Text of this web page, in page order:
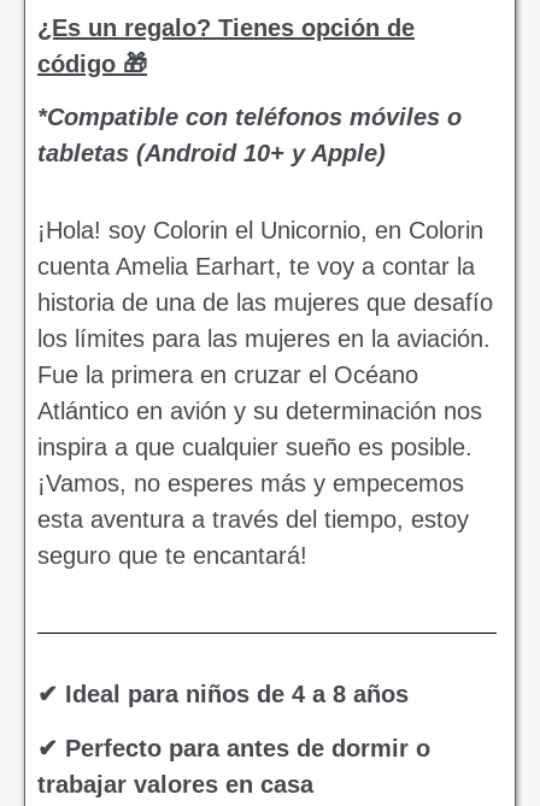
¿Es un regalo? Tienes opción de
código 🎁
*Compatible con teléfonos móviles o
tabletas (Android 10+ y Apple)
¡Hola! soy Colorin el Unicornio, en Colorin
cuenta Amelia Earhart, te voy a contar la
historia de una de las mujeres que desafío
los límites para las mujeres en la aviación.
Fue la primera en cruzar el Océano
Atlántico en avión y su determinación nos
inspira a que cualquier sueño es posible.
¡Vamos, no esperes más y empecemos
esta aventura a través del tiempo, estoy
seguro que te encantará!
✔ Ideal para niños de 4 a 8 años
✔ Perfecto para antes de dormir o
trabajar valores en casa